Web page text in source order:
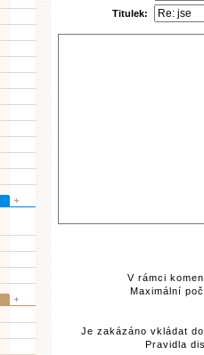
Titulek:
V rámci
Maximální
Je zakázáno vkládat
Pravidla